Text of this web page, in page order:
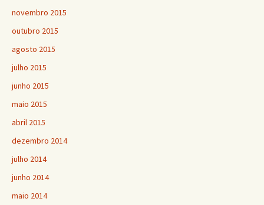
novembro 2015
outubro 2015
agosto 2015
julho 2015
junho 2015
maio 2015
abril 2015
dezembro 2014
julho 2014
junho 2014
maio 2014